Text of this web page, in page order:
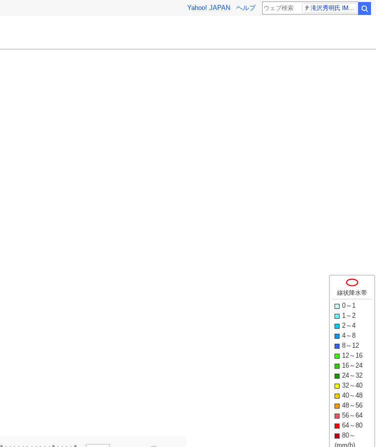
Yahoo! JAPAN ヘルプ 滝沢秀明氏 IMPACT26
線状降水帯
0～1
1～2
2～4
4～8
8～12
12～16
16～24
24～32
32～40
40～48
48～56
56～64
64～80
80～
(mm/h)